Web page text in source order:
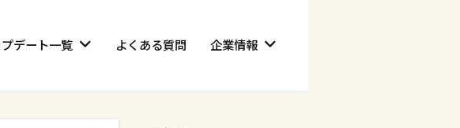
デート一覧 よくある質問 企業情報